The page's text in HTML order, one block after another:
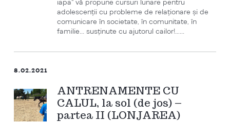
iapa" vă propune cursuri lunare pentru
adolescenții cu probleme de relaționare și de
comunicare în societate, în comunitate, în
familie... susținute cu ajutorul cailor!…...
8.02.2021
ANTRENAMENTE CU
CALUL, la sol (de jos) –
partea II (LONJAREA)